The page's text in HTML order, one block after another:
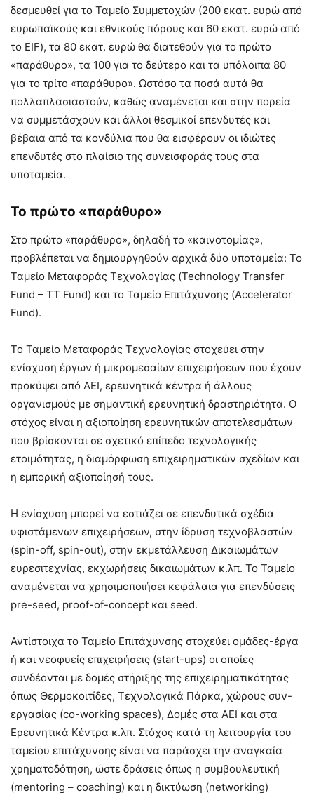
δεσμευθεί για το Ταμείο Συμμετοχών (200 εκατ. ευρώ από
ευρωπαϊκούς και εθνικούς πόρους και 60 εκατ. ευρώ από
το EIF), τα 80 εκατ. ευρώ θα διατεθούν για το πρώτο
«παράθυρο», τα 100 για το δεύτερο και τα υπόλοιπα 80
για το τρίτο «παράθυρο». Ωστόσο τα ποσά αυτά θα
πολλαπλασιαστούν, καθώς αναμένεται και στην πορεία
να συμμετάσχουν και άλλοι θεσμικοί επενδυτές και
βέβαια από τα κονδύλια που θα εισφέρουν οι ιδιώτες
επενδυτές στο πλαίσιο της συνεισφοράς τους στα
υποταμεία.
Το πρώτο «παράθυρο»
Στο πρώτο «παράθυρο», δηλαδή το «καινοτομίας»,
προβλέπεται να δημιουργηθούν αρχικά δύο υποταμεία: Το
Ταμείο Μεταφοράς Τεχνολογίας (Technology Transfer
Fund – TT Fund) και το Ταμείο Επιτάχυνσης (Accelerator
Fund).
Το Ταμείο Μεταφοράς Τεχνολογίας στοχεύει στην
ενίσχυση έργων ή μικρομεσαίων επιχειρήσεων που έχουν
προκύψει από ΑΕΙ, ερευνητικά κέντρα ή άλλους
οργανισμούς με σημαντική ερευνητική δραστηριότητα. Ο
στόχος είναι η αξιοποίηση ερευνητικών αποτελεσμάτων
που βρίσκονται σε σχετικό επίπεδο τεχνολογικής
ετοιμότητας, η διαμόρφωση επιχειρηματικών σχεδίων και
η εμπορική αξιοποίησή τους.
Η ενίσχυση μπορεί να εστιάζει σε επενδυτικά σχέδια
υφιστάμενων επιχειρήσεων, στην ίδρυση τεχνοβλαστών
(spin-off, spin-out), στην εκμετάλλευση Δικαιωμάτων
ευρεσιτεχνίας, εκχωρήσεις δικαιωμάτων κ.λπ. Το Ταμείο
αναμένεται να χρησιμοποιήσει κεφάλαια για επενδύσεις
pre-seed, proof-of-concept και seed.
Αντίστοιχα το Ταμείο Επιτάχυνσης στοχεύει ομάδες-έργα
ή και νεοφυείς επιχειρήσεις (start-ups) οι οποίες
συνδέονται με δομές στήριξης της επιχειρηματικότητας
όπως Θερμοκοιτίδες, Τεχνολογικά Πάρκα, χώρους συν-
εργασίας (co-working spaces), Δομές στα ΑΕΙ και στα
Ερευνητικά Κέντρα κ.λπ. Στόχος κατά τη λειτουργία του
ταμείου επιτάχυνσης είναι να παράσχει την αναγκαία
χρηματοδότηση, ώστε δράσεις όπως η συμβουλευτική
(mentoring – coaching) και η δικτύωση (networking)